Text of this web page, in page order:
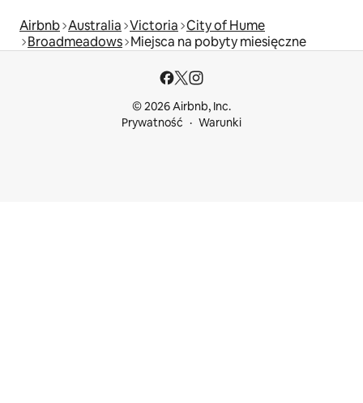
Airbnb Australia Victoria City of Hume
Broadmeadows Miejsca na pobyty miesięczne
© 2026 Airbnb, Inc.
Prywatność
Warunki